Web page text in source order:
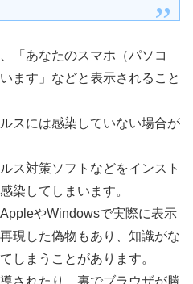
「あなたのスマホ（パソコ
ます」などと表示されること
スには感染していない場合が
ス対策ソフトなどをインスト
染してしまいます。
やWindowsで実際に表示
現した偽物もあり、知識がな
しまうことがあります。